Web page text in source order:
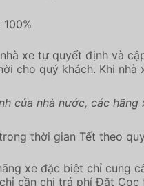
xe tự quyết định và
cho quý khách. Khi
của nhà nước, các
thời gian Tết theo
xe đặc biệt chỉ cung
cần chi trả phí Đặt